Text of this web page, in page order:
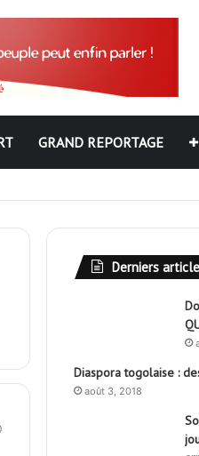
GRAND REPORTAGE
debout
Derniers
Diaspora togolaise :
août 3, 2018